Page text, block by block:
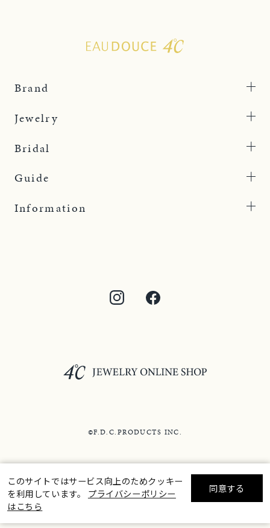
絞り込んで検索する
Brand
Jewelry
Bridal
Guide
Information
©F.D.C.PRODUCTS INC.
このサイトではサービス向上のためクッキー
を利用しています。 プライバシーポリシー
はこちら
同意する